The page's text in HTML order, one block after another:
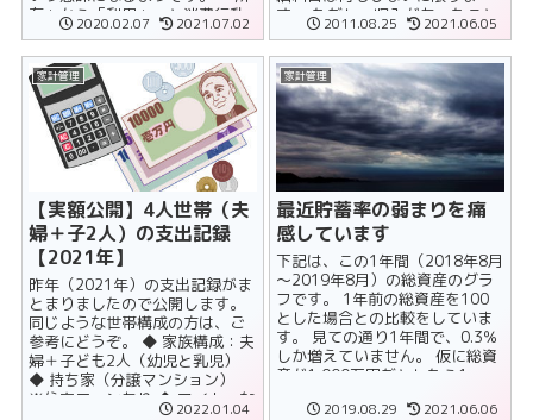
有」から「利用」へと消費行動
が移っていると言われています
ので、今後は......
2020.02.07 2021.07.02
す。 ただし、収入があったこと
に対するフォローは必要ですの
で、本当に......
2011.08.25 2021.06.05
家計管理
【実額公開】4人世帯（夫
婦＋子2人）の支出記録
【2021年】
昨年（2021年）の支出記録がま
とまりましたので公開します。
同じような世帯構成の方は、ご
参考にどうぞ。 ◆ 家族構成：夫
婦＋子ども2人（幼児と乳児）
◆ 持ち家（分譲マンション）
※住宅ローンあり ◆ マイカーな
2022.01.04
家計管理
最近貯蓄率の弱まりを痛
感しています
下記は、この1年間（2018年8月
～2019年8月）の総資産のグラ
フです。 1年前の総資産を100
とした場合との比較をしていま
す。 見ての通り1年間で、0.3％
しか増えていません。 仮に総資
産が1,000万円だとしたら1,......
2019.08.29 2021.06.06